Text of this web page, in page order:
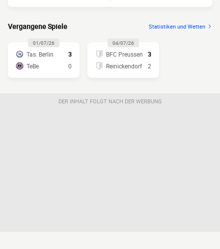
Vergangene Spiele Statistiken und Wetten
01/07/26
Tas. Berlin
3
TeBe
0
04/07/26
BFC Preussen
3
Reinickendorf
2
DER INHALT FOLGT NACH DER WERBUNG